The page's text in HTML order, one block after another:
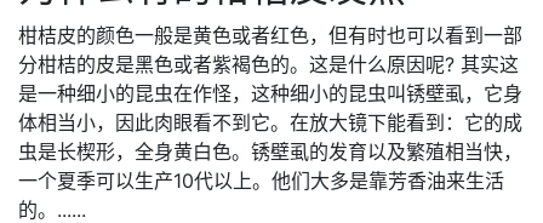
柑桔皮的颜色一般是黄色或者红色，但有时也可以看到一部
分柑桔的皮是黑色或者紫褐色的。这是什么原因呢? 其实这
是一种细小的昆虫在作怪，这种细小的昆虫叫锈壁虱，它身
体相当小，因此肉眼看不到它。在放大镜下能看到：它的成
虫是长楔形，全身黄白色。锈壁虱的发育以及繁殖相当快，
一个夏季可以生产10代以上。他们大多是靠芳香油来生活
的。......